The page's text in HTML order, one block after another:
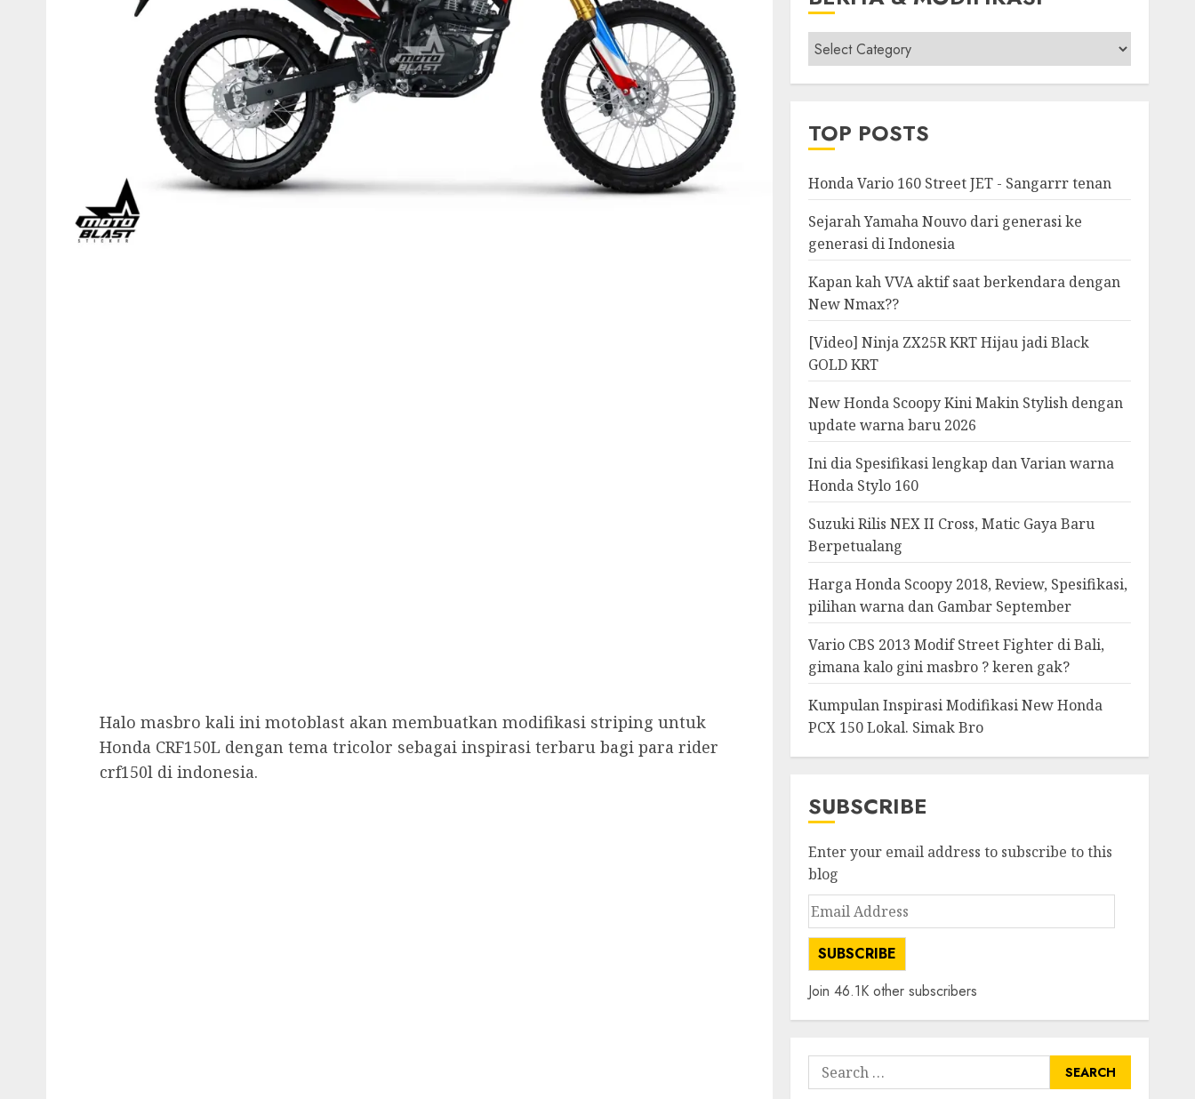
Halo masbro kali ini motoblast akan membuatkan modifikasi striping untuk
Honda CRF150L dengan tema tricolor sebagai inspirasi terbaru bagi para rider
crf150l di indonesia.
Berita
&
Modifikasi
TOP POSTS
Honda Vario 160 Street JET - Sangarrr tenan
Sejarah Yamaha Nouvo dari generasi ke
generasi di Indonesia
Kapan kah VVA aktif saat berkendara dengan
New Nmax??
[Video] Ninja ZX25R KRT Hijau jadi Black
GOLD KRT
New Honda Scoopy Kini Makin Stylish dengan
update warna baru 2026
Ini dia Spesifikasi lengkap dan Varian warna
Honda Stylo 160
Suzuki Rilis NEX II Cross, Matic Gaya Baru
Berpetualang
Harga Honda Scoopy 2018, Review, Spesifikasi,
pilihan warna dan Gambar September
Vario CBS 2013 Modif Street Fighter di Bali,
gimana kalo gini masbro ? keren gak?
Kumpulan Inspirasi Modifikasi New Honda
PCX 150 Lokal. Simak Bro
SUBSCRIBE
Enter your email address to subscribe to this
blog
Email
Address
SUBSCRIBE
Join 46.1K other subscribers
Search
for: